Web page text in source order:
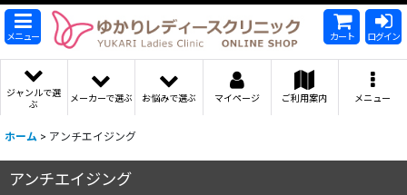
メニュー カート ログイン
ジャンルで選
ぶ
メーカーで選ぶ お悩みで選ぶ マイページ ご利用案内 メニュー
ホーム > アンチエイジング
アンチエイジング